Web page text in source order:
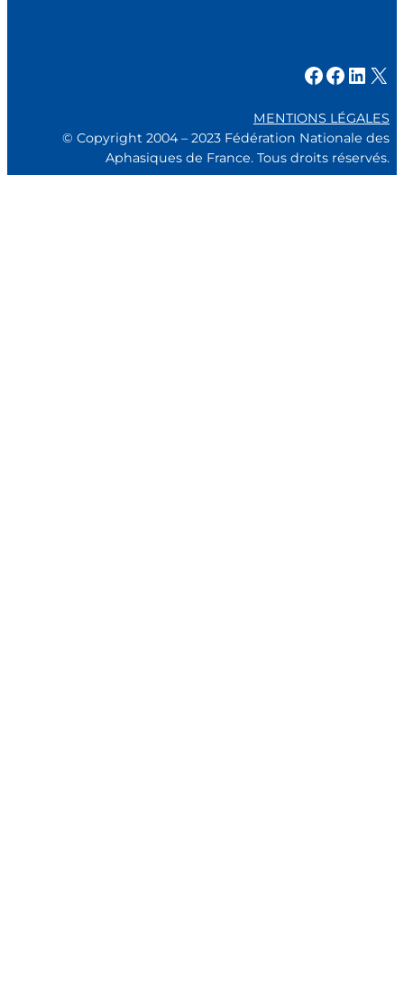
Facebook Facebook LinkedIn X
MENTIONS LÉGALES
© Copyright 2004 – 2023 Fédération Nationale des
Aphasiques de France. Tous droits réservés.